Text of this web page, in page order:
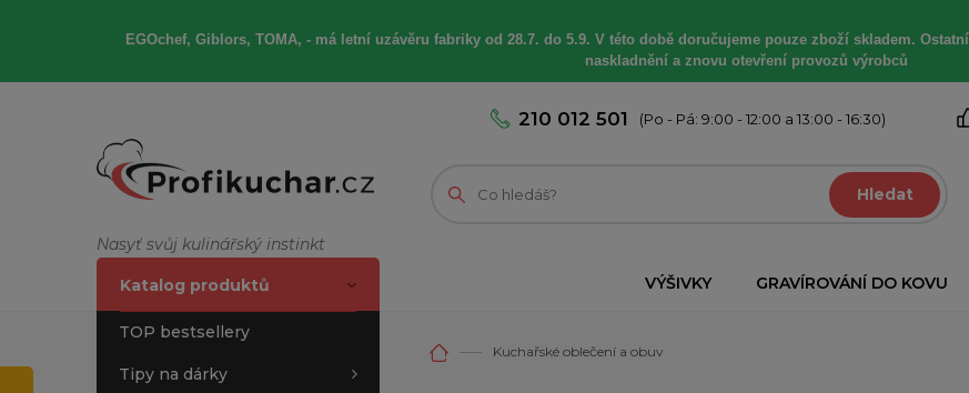
EGOchef, Giblors, TOMA, -má letní uzávěru fabriky od 28.7. do 5.9. V této době doručujeme pouze zboží skladem. Ostatní
naskladnění a znovu otevření provozů výrobců
Nasyť svůj kulinářský instinkt
210 012 501 (Po - Pá: 9:00 - 12:00 a 13:00 - 16:30)
Hledat
VÝŠIVKY GRAVÍROVÁNÍ DO KOVU
Katalog produktů
TOP bestsellery
Tipy na dárky
Kuchařské oblečení a obuv